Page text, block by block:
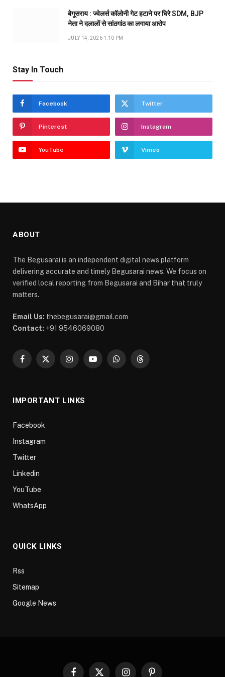
बेगूसराय : ज्वेलर्स कॉलोनी गेट हटाने पर घिरे SDM, BJP
नेता ने दलालों से सांठगांठ का लगाया आरोप
JULY 14, 2026 1:10 PM
Stay In Touch
Facebook Twitter
Pinterest Instagram
YouTube Vimeo
ABOUT
The Begusarai is an independent digital news platform
delivering accurate and timely Begusarai news. We focus on
verified local reporting from Begusarai and Bihar that truly
matters.
Email Us: thebegusarai@gmail.com
Contact: +91 9546069080
Facebook
X
InstagramYouTubeWhatsAppThreads
IMPORTANT LINKS
Facebook
Instagram
Twitter
Linkedin
YouTube
WhatsApp
QUICK LINKS
Rss
Sitemap
Google News